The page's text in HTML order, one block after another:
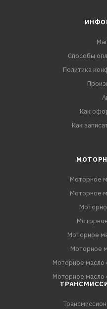
Способы
Политика
Как
Как
Моторное
Моторное
Моторное
Моторное
Моторное масло
Моторное масло